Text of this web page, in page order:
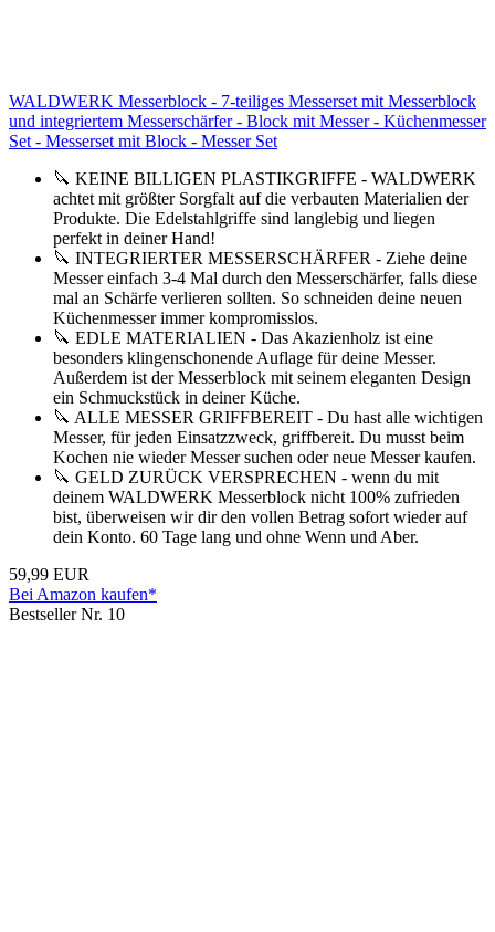
WALDWERK Messerblock - 7-teiliges Messerset mit Messerblock
und integriertem Messerschärfer - Block mit Messer - Küchenmesser
Set - Messerset mit Block - Messer Set
🔪 KEINE BILLIGEN PLASTIKGRIFFE - WALDWERK
achtet mit größter Sorgfalt auf die verbauten Materialien der
Produkte. Die Edelstahlgriffe sind langlebig und liegen
perfekt in deiner Hand!
🔪 INTEGRIERTER MESSERSCHÄRFER - Ziehe deine
Messer einfach 3-4 Mal durch den Messerschärfer, falls diese
mal an Schärfe verlieren sollten. So schneiden deine neuen
Küchenmesser immer kompromisslos.
🔪 EDLE MATERIALIEN - Das Akazienholz ist eine
besonders klingenschonende Auflage für deine Messer.
Außerdem ist der Messerblock mit seinem eleganten Design
ein Schmuckstück in deiner Küche.
🔪 ALLE MESSER GRIFFBEREIT - Du hast alle wichtigen
Messer, für jeden Einsatzzweck, griffbereit. Du musst beim
Kochen nie wieder Messer suchen oder neue Messer kaufen.
🔪 GELD ZURÜCK VERSPRECHEN - wenn du mit
deinem WALDWERK Messerblock nicht 100% zufrieden
bist, überweisen wir dir den vollen Betrag sofort wieder auf
dein Konto. 60 Tage lang und ohne Wenn und Aber.
59,99 EUR
Bei Amazon kaufen*
Bestseller Nr. 10